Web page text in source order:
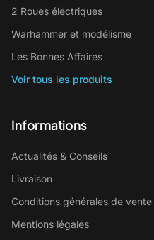
2 Roues électriques
Warhammer et modélisme
Les Bonnes Affaires
Voir tous les produits
Informations
Actualités & Conseils
Livraison
Conditions générales de vente
Mentions légales